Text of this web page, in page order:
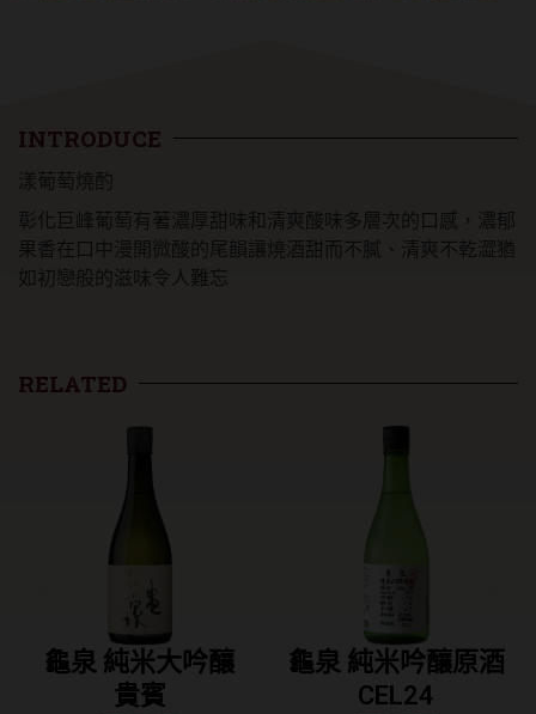
INTRODUCE
漾葡萄燒酌
彰化巨峰葡萄有著濃厚甜味和清爽酸味多層次的口感，濃郁
果香在口中漫開微酸的尾韻讓燒酒甜而不膩、清爽不乾澀猶
如初戀般的滋味令人難忘
RELATED
龜泉 純米大吟釀
貴賓
龜泉 純米吟釀原酒
CEL24